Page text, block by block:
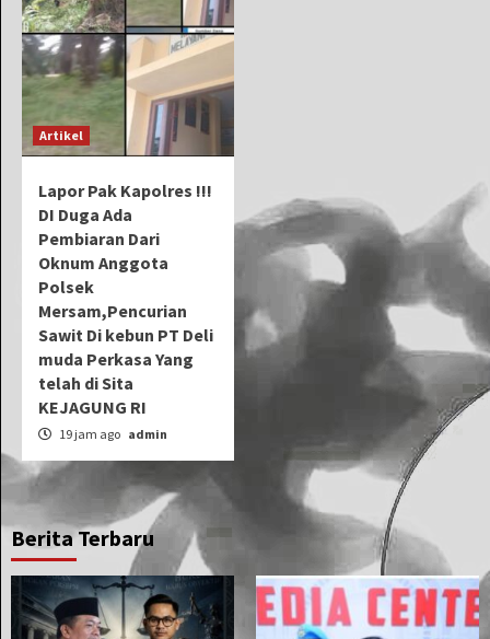
Artikel
Lapor Pak Kapolres !!!
DI Duga Ada
Pembiaran Dari
Oknum Anggota
Polsek
Mersam,Pencurian
Sawit Di kebun PT Deli
muda Perkasa Yang
telah di Sita
KEJAGUNG RI
19 jam ago admin
Berita Terbaru